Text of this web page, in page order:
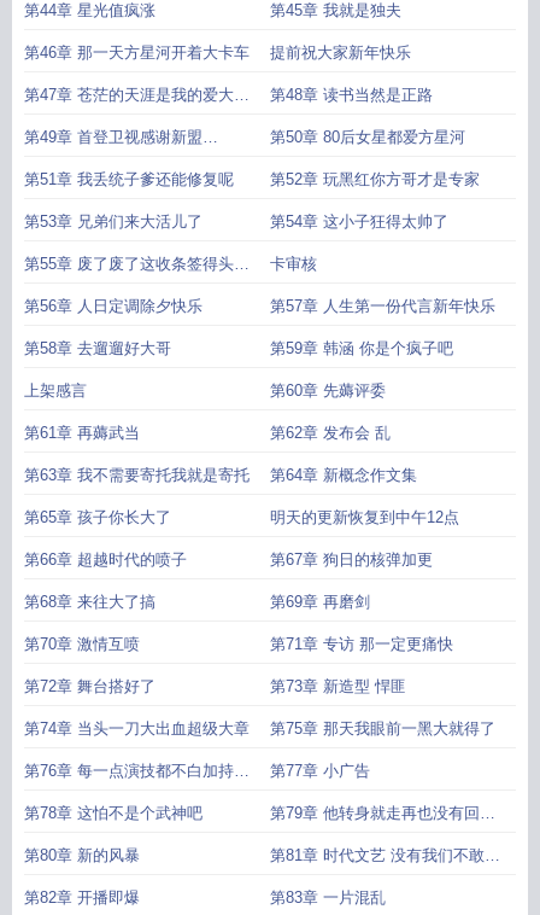
第44章 星光值疯涨 第45章 我就是独夫
第46章 那一天方星河开着大卡车 提前祝大家新年快乐
第47章 苍茫的天涯是我的爱大大
章
第48章 读书当然是正路
第49章 首登卫视感谢新盟
NicholasZS
第50章 80后女星都爱方星河
第51章 我丢统子爹还能修复呢 第52章 玩黑红你方哥才是专家
第53章 兄弟们来大活儿了 第54章 这小子狂得太帅了
第55章 废了废了这收条签得头皮
发麻
卡审核
第56章 人日定调除夕快乐 第57章 人生第一份代言新年快乐
第58章 去遛遛好大哥 第59章 韩涵 你是个疯子吧
上架感言 第60章 先薅评委
第61章 再薅武当 第62章 发布会 乱
第63章 我不需要寄托我就是寄托 第64章 新概念作文集
第65章 孩子你长大了 明天的更新恢复到中午12点
第66章 超越时代的喷子 第67章 狗日的核弹加更
第68章 来往大了搞 第69章 再磨剑
第70章 激情互喷 第71章 专访 那一定更痛快
第72章 舞台搭好了 第73章 新造型 悍匪
第74章 当头一刀大出血超级大章 第75章 那天我眼前一黑大就得了
第76章 每一点演技都不白加持续
的大
第77章 小广告
第78章 这怕不是个武神吧 第79章 他转身就走再也没有回头
大
第80章 新的风暴 第81章 时代文艺 没有我们不敢出
的书
第82章 开播即爆 第83章 一片混乱